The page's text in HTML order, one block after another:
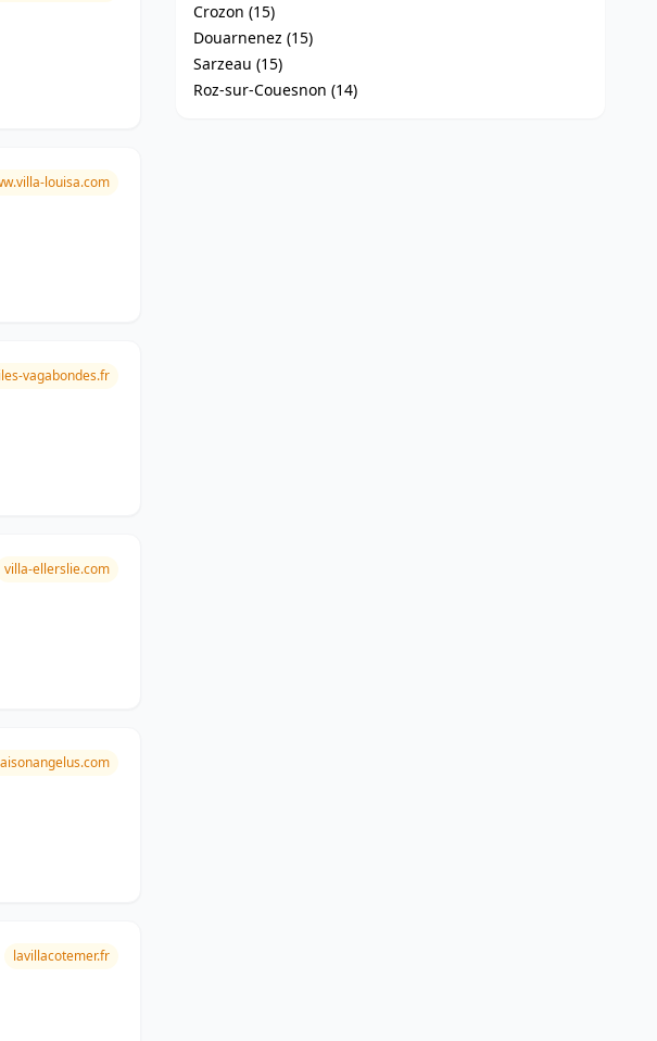
louisa.com
vagabondes.fr
villa-ellerslie.com
lavillacotemer.fr
Crozon (15)
Douarnenez (15)
Sarzeau (15)
Roz-sur-Couesnon (14)